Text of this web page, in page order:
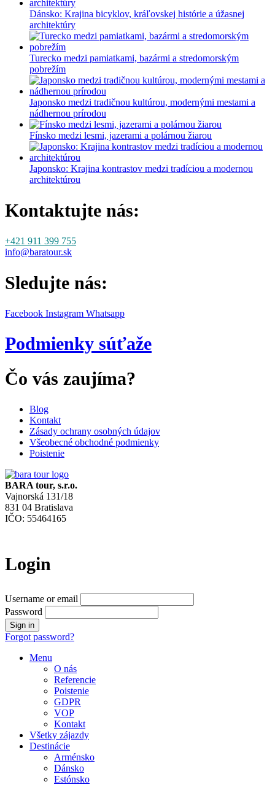
Dánsko: Krajina bicyklov, kráľovskej histórie a úžasnej
architektúry
Turecko medzi pamiatkami, bazármi a stredomorským
pobrežím
Japonsko medzi tradičnou kultúrou, modernými mestami a
nádhernou prírodou
Fínsko medzi lesmi, jazerami a polárnou žiarou
Japonsko: Krajina kontrastov medzi tradíciou a modernou
architektúrou
Kontaktujte nás:
+421 911 399 755
info@baratour.sk
Sledujte nás:
Facebook Instagram Whatsapp
Podmienky súťaže
Čo vás zaujíma?
Blog
Kontakt
Zásady ochrany osobných údajov
Všeobecné obchodné podmienky
Poistenie
BARA tour, s.r.o.
Vajnorská 131/18
831 04 Bratislava
IČO: 55464165
Login
Username or email
Password
Forgot password?
Menu
O nás
Referencie
Poistenie
GDPR
VOP
Kontakt
Všetky zájazdy
Destinácie
Arménsko
Dánsko
Estónsko